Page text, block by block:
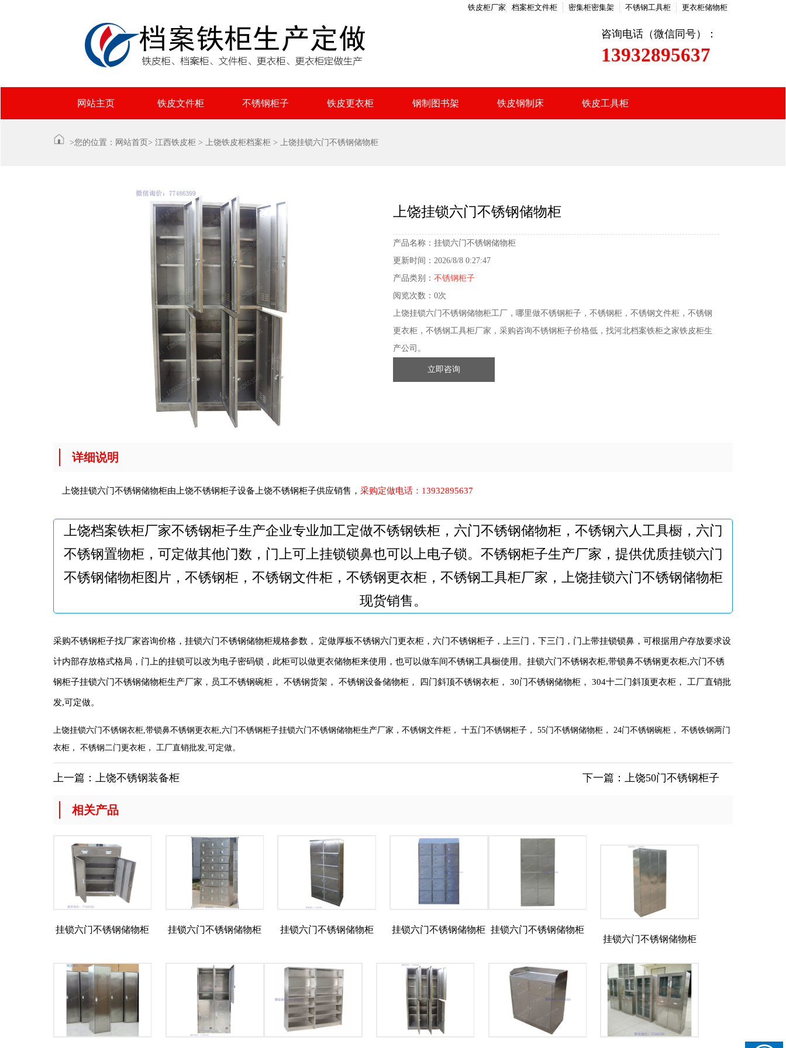
铁皮柜厂家 档案柜文件柜 密集柜密集架 不锈钢工具柜 更衣柜储物柜
咨询电话（微信同号）：
13932895637
网站主页 铁皮文件柜 不锈钢柜子 铁皮更衣柜 钢制图书架 铁皮钢制床 铁皮工具柜
>您的位置： 网站首页 > 江西铁皮柜 > 上饶铁皮柜档案柜 > 上饶挂锁六门不锈钢储物柜
上饶挂锁六门不锈钢储物柜
产品名称： 挂锁六门不锈钢储物柜
更新时间： 2026/8/8 0:27:47
产品类别： 不锈钢柜子
阅览次数： 0次
上饶挂锁六门不锈钢储物柜工厂，哪里做不锈钢柜子，不锈钢柜，不锈钢文件柜，不锈钢
更衣柜，不锈钢工具柜厂家，采购咨询不锈钢柜子价格低，找河北档案铁柜之家铁皮柜生
产公司。
立即咨询
详细说明
上饶挂锁六门不锈钢储物柜由上饶不锈钢柜子设备上饶不锈钢柜子供应销售， 采购定做电话： 13932895637
上饶档案铁柜厂家不锈钢柜子生产企业专业加工定做不锈钢铁柜，六门不锈钢储物柜，不锈钢六人工具橱，六门
不锈钢置物柜，可定做其他门数，门上可上挂锁锁鼻也可以上电子锁。不锈钢柜子生产厂家，提供优质挂锁六门
不锈钢储物柜图片，不锈钢柜，不锈钢文件柜，不锈钢更衣柜，不锈钢工具柜厂家，上饶挂锁六门不锈钢储物柜
现货销售。
采购不锈钢柜子找厂家咨询价格，挂锁六门不锈钢储物柜规格参数， 定做厚板不锈钢六门更衣柜，六门不锈钢柜子，上三门，下三门，门上带挂锁锁鼻，可根据用户存放要求设
计内部存放格式格局，门上的挂锁可以改为电子密码锁，此柜可以做更衣储物柜来使用，也可以做车间不锈钢工具橱使用。挂锁六门不锈钢衣柜,带锁鼻不锈钢更衣柜,六门不锈
钢柜子挂锁六门不锈钢储物柜生产厂家，员工不锈钢碗柜， 不锈钢货架， 不锈钢设备储物柜， 四门斜顶不锈钢衣柜， 30门不锈钢储物柜， 304十二门斜顶更衣柜， 工厂直销批
发,可定做。
上饶挂锁六门不锈钢衣柜,带锁鼻不锈钢更衣柜,六门不锈钢柜子挂锁六门不锈钢储物柜生产厂家，不锈钢文件柜， 十五门不锈钢柜子， 55门不锈钢储物柜， 24门不锈钢碗柜， 不锈铁钢两门
衣柜， 不锈钢二门更衣柜， 工厂直销批发,可定做。
上一篇： 上饶不锈钢装备柜 下一篇： 上饶50门不锈钢柜子
相关产品
挂锁六门不锈钢储物柜 挂锁六门不锈钢储物柜 挂锁六门不锈钢储物柜 挂锁六门不锈钢储物柜 挂锁六门不锈钢储物柜
挂锁六门不锈钢储物柜